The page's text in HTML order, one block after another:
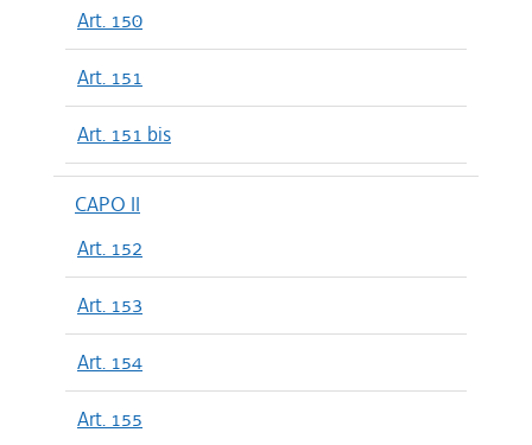
Art. 150
Art. 151
Art. 151 bis
CAPO II
Art. 152
Art. 153
Art. 154
Art. 155